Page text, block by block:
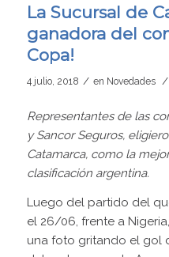
La Sucursal de
ganadora del
Copa!
4 julio, 2018 / en Novedades /
Representantes de las
y Sancor Seguros,
Catamarca, como la
clasificación argentina.
Luego del partido del
el 26/06, frente a
una foto gritando el gol